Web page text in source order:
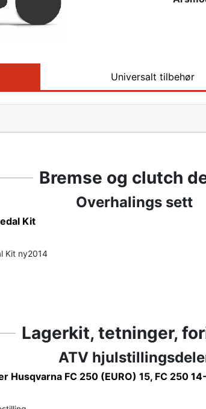
Universalt tilbehør
Bremse og clutch
Overhalings sett
Kit
Kit ny2014
Lagerkit, tetninger,
ATV
Husqvarna FC 250 (EURO) 15, FC 250